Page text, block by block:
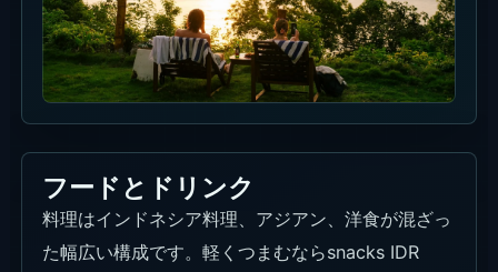
フードとドリンク
料理はインドネシア料理、アジアン、洋食が混ざっ
た幅広い構成です。軽くつまむならsnacks IDR